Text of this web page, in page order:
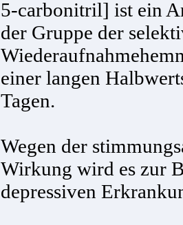
5-carbonitril] ist ein
der Gruppe der
einer langen
Tagen.
Wegen der
Wirkung wird es zur
depressiven